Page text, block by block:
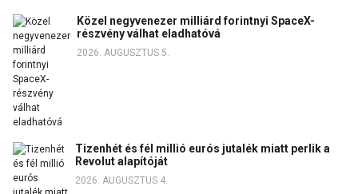
Közel negyvenezer milliárd forintnyi SpaceX-
részvény válhat eladhatóvá
2026. AUGUSZTUS 5.
Tizenhét és fél millió eurós jutalék miatt perlik a
Revolut alapítóját
2026. AUGUSZTUS 4.